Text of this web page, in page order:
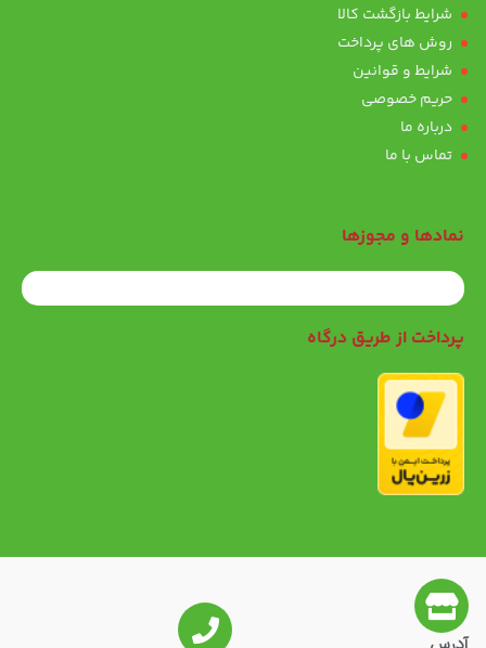
شرایط بازگشت کالا
روش های پرداخت
شرایط و قوانین
حریم خصوصی
درباره ما
تماس با ما
نمادها و مجوزها
پرداخت از طریق درگاه